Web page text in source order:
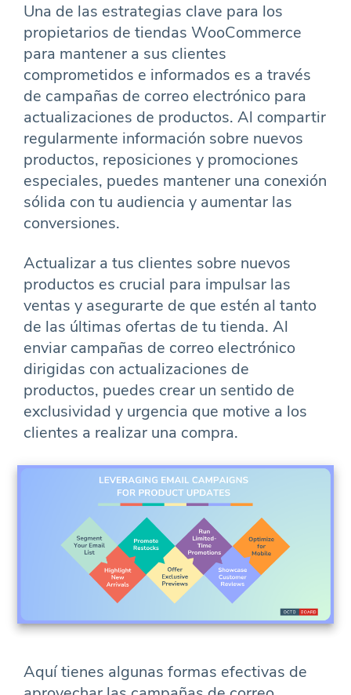
Una de las estrategias clave para los
propietarios de tiendas WooCommerce
para mantener a sus clientes
comprometidos e informados es a través
de campañas de correo electrónico para
actualizaciones de productos. Al compartir
regularmente información sobre nuevos
productos, reposiciones y promociones
especiales, puedes mantener una conexión
sólida con tu audiencia y aumentar las
conversiones.
Actualizar a tus clientes sobre nuevos
productos es crucial para impulsar las
ventas y asegurarte de que estén al tanto
de las últimas ofertas de tu tienda. Al
enviar campañas de correo electrónico
dirigidas con actualizaciones de
productos, puedes crear un sentido de
exclusividad y urgencia que motive a los
clientes a realizar una compra.
Aquí tienes algunas formas efectivas de